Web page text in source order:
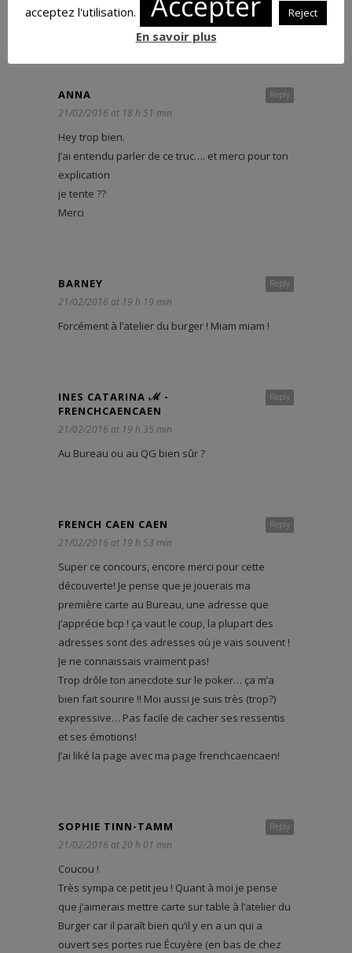
pour ton blog qui est toujours source de
trouvailles et de bonnes adresses
Reply
ANNA
21/02/2016 at 18 h 51 min
Hey trop bien.
J’ai entendu parler de ce truc…. et merci pour ton
explication
je tente ??
Merci
Reply
BARNEY
21/02/2016 at 19 h 19 min
Forcément à l’atelier du burger ! Miam miam !
Reply
INES CATARINA ℳ -
FRENCHCAENCAEN
21/02/2016 at 19 h 35 min
Au Bureau ou au QG bien sûr ?
Reply
FRENCH CAEN CAEN
21/02/2016 at 19 h 53 min
Super ce concours, encore merci pour cette
découverte! Je pense que je jouerais ma
première carte au Bureau, une adresse que
j’apprécie bcp ! ça vaut le coup, la plupart des
adresses sont des adresses où je vais souvent !
Je ne connaissais vraiment pas!
Trop drôle ton anecdote sur le poker… ça m’a
bien fait sourire !! Moi aussi je suis très (trop?)
expressive… Pas facile de cacher ses ressentis
et ses émotions!
J’ai liké la page avec ma page frenchcaencaen!
Reply
SOPHIE TINN-TAMM
21/02/2016 at 20 h 01 min
Coucou !
Très sympa ce petit jeu ! Quant à moi je pense
que j’aimerais mettre carte sur table à l’atelier du
Burger car il paraît bien qu’il y en a un qui a
ouvert ses portes rue Écuyère (en bas de chez
acceptez l'utilisation. Reject
En savoir plus